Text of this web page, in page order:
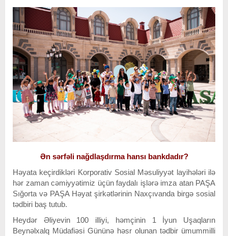
Ən sərfəli nağdlaşdırma hansı bankdadır?
Həyata keçirdikləri Korporativ Sosial Məsuliyyət layihələri ilə
hər zaman cəmiyyətimiz üçün faydalı işlərə imza atan PAŞA
Sığorta və PAŞA Həyat şirkətlərinin Naxçıvanda birgə sosial
tədbiri baş tutub.
Heydər Əliyevin 100 illiyi, həmçinin 1 İyun Uşaqların
Beynəlxalq Müdafiəsi Gününə həsr olunan tədbir ümummilli